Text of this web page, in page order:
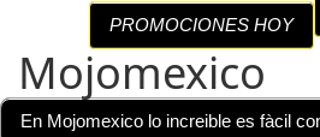
PROMOCIONES HOY
En Mojomexico lo increible es fàcil
Mojomexico